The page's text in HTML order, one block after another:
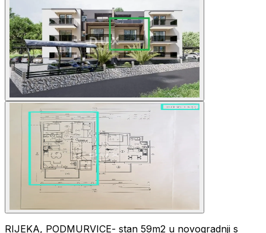
RIJEKA, PODMURVICE- stan 59m2 u novogradnji s